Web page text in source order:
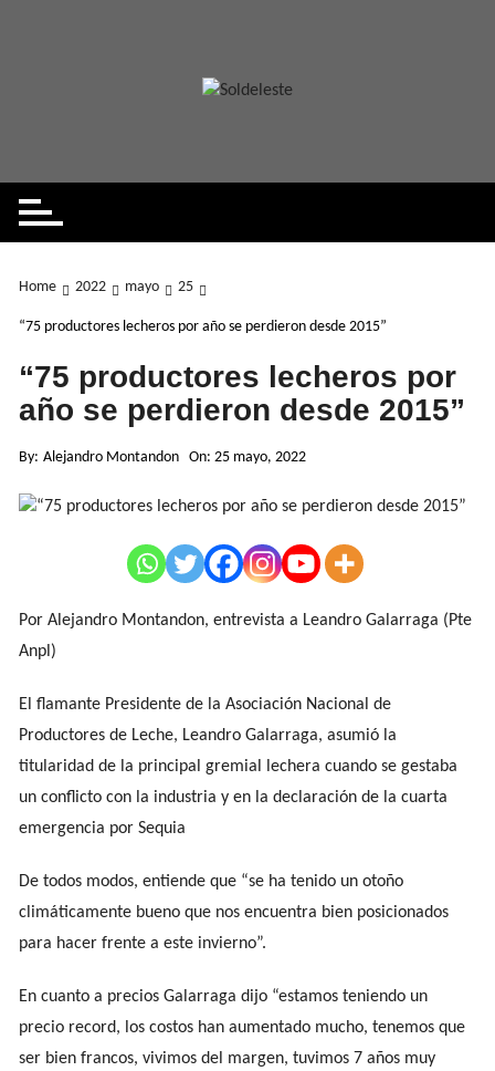
Home 2022 mayo 25
“75 productores lecheros por año se perdieron desde 2015”
“75 productores lecheros por
año se perdieron desde 2015”
By: Alejandro Montandon On:25 mayo, 2022
Por Alejandro Montandon, entrevista a Leandro Galarraga (Pte
Anpl)
El flamante Presidente de la Asociación Nacional de
Productores de Leche, Leandro Galarraga, asumió la
titularidad de la principal gremial lechera cuando se gestaba
un conflicto con la industria y en la declaración de la cuarta
emergencia por Sequia
De todos modos, entiende que “se ha tenido un otoño
climáticamente bueno que nos encuentra bien posicionados
para hacer frente a este invierno”.
En cuanto a precios Galarraga dijo “estamos teniendo un
precio record, los costos han aumentado mucho, tenemos que
ser bien francos, vivimos del margen, tuvimos 7 años muy